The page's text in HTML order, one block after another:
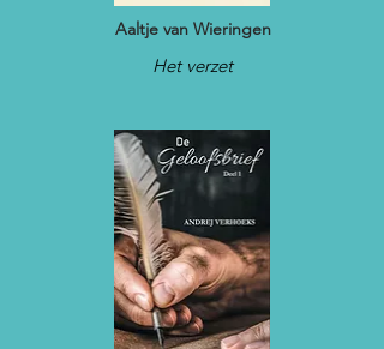
Aaltje van Wieringen
Het verzet